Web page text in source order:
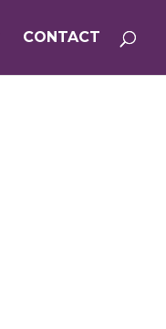
CONTACT